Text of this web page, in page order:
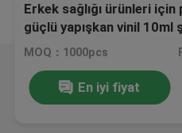
Erkek sağlığı ürünleri
güçlü yapışkan vinil
MOQ：1000pcs
En iyi fiyat